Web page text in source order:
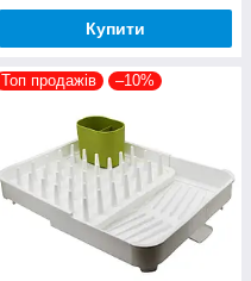
Купити
Топ продажів –10%